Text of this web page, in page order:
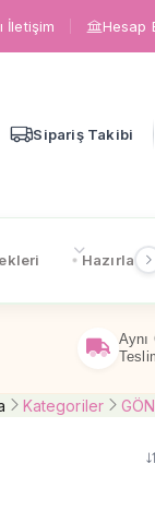
İletişim Hesap
Sipariş Takibi
Aynı
Kategoriler